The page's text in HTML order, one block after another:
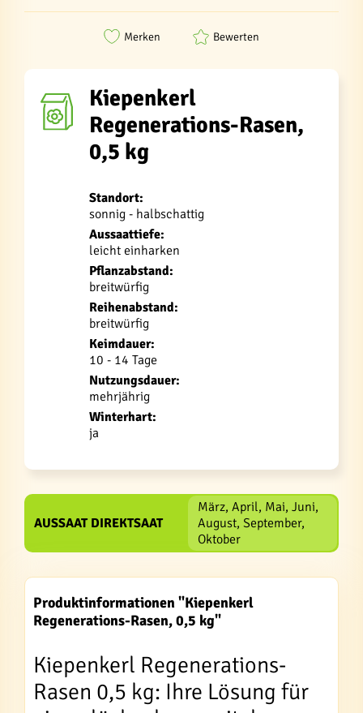
Merken Bewerten
Kiepenkerl
Regenerations-Rasen,
0,5 kg
Standort:
sonnig - halbschattig
Aussaattiefe:
leicht einharken
Pflanzabstand:
breitwürfig
Reihenabstand:
breitwürfig
Keimdauer:
10 - 14 Tage
Nutzungsdauer:
mehrjährig
Winterhart:
ja
AUSSAAT DIREKTSAAT
März, April, Mai, Juni,
August, September,
Oktober
Produktinformationen "Kiepenkerl
Regenerations-Rasen, 0,5 kg"
Kiepenkerl Regenerations-
Rasen 0,5 kg: Ihre Lösung für